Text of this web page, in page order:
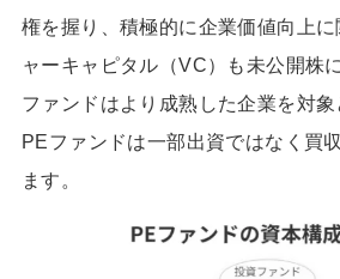
権を握り、積極的に企業価値向上
ャーキャピタル（VC）も未公開株
ファンドはより成熟した企業を対象
PEファンドは一部出資ではなく買
ます。